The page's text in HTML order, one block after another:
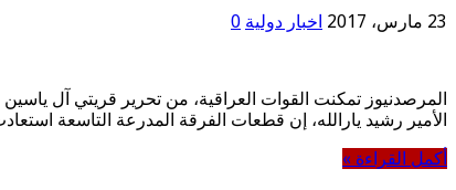
23 مارس، 2017 اخبار دولية 0
الأمير رشيد يارالله، إن قطعات الفرقة المدرعة التاسعة
أكمل القراءة »